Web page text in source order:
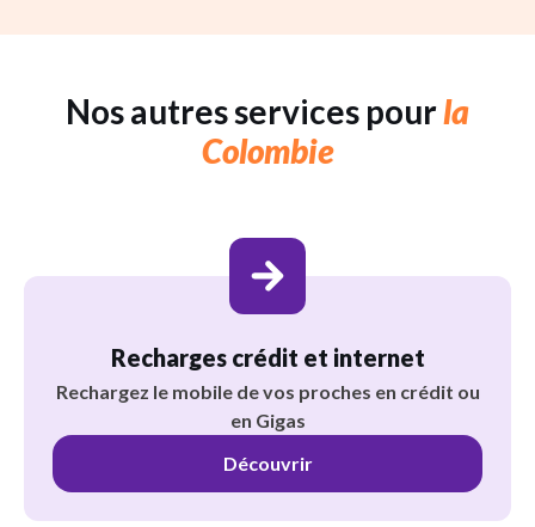
Nos autres services pourla
Colombie
Recharges crédit et internet
Rechargez le mobile de vos proches en crédit ou
en Gigas
Découvrir